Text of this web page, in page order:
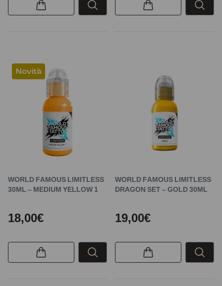
Novità
WORLD FAMOUS LIMITLESS
30ML – MEDIUM YELLOW 1
18,00€
WORLD FAMOUS LIMITLESS
DRAGON SET – GOLD 30ML
19,00€